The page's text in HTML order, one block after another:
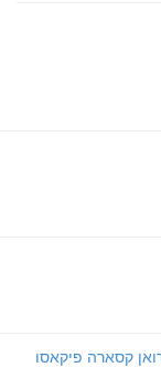
קסארה פיקאסו